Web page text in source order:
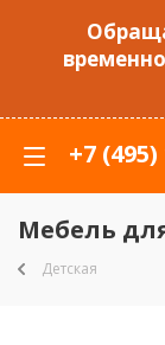
+7
Мебель
Детская